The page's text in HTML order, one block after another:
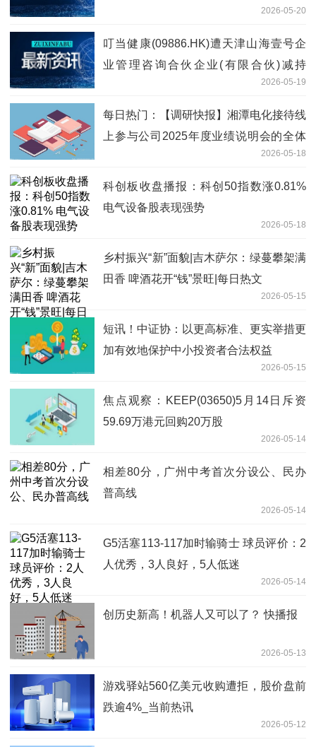
2026-05-20
叮当健康(09886.HK)遭天津山海壹号企
业管理咨询合伙企业(有限合伙)减持
2026-05-19
每日热门：【调研快报】湘潭电化接待线
上参与公司2025年度业绩说明会的全体
2026-05-18
科创板收盘播报：科创50指数涨0.81%
电气设备股表现强势
2026-05-18
乡村振兴“新”面貌|吉木萨尔：绿蔓攀架满
田香 啤酒花开“钱”景旺|每日热文
2026-05-15
短讯！中证协：以更高标准、更实举措更
加有效地保护中小投资者合法权益
2026-05-15
焦点观察：KEEP(03650)5月14日斥资
59.69万港元回购20万股
2026-05-14
相差80分，广州中考首次分设公、民办
普高线
2026-05-14
G5活塞113-117加时输骑士 球员评价：2
人优秀，3人良好，5人低迷
2026-05-14
创历史新高！机器人又可以了？ 快播报
2026-05-13
游戏驿站560亿美元收购遭拒，股价盘前
跌逾4%_当前热讯
2026-05-12